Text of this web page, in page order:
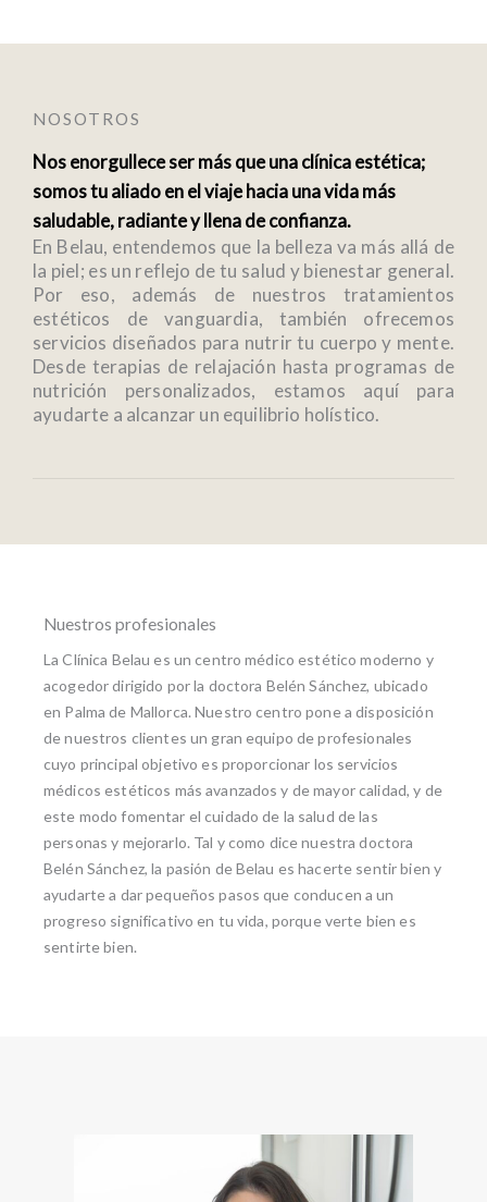
b
-
f
a
m
e
-
n
NOSOTROS
Nos enorgullece ser más que una clínica estética;
somos tu aliado en el viaje hacia una vida más
saludable, radiante y llena de confianza.
En Belau, entendemos que la belleza va más allá de
la piel; es un reflejo de tu salud y bienestar general.
Por eso, además de nuestros tratamientos
estéticos de vanguardia, también ofrecemos
servicios diseñados para nutrir tu cuerpo y mente.
Desde terapias de relajación hasta programas de
nutrición personalizados, estamos aquí para
ayudarte a alcanzar un equilibrio holístico.
Nuestros profesionales
La Clínica Belau es un centro médico estético moderno y
acogedor dirigido por la doctora Belén Sánchez, ubicado
en Palma de Mallorca. Nuestro centro pone a disposición
de nuestros clientes un gran equipo de profesionales
cuyo principal objetivo es proporcionar los servicios
médicos estéticos más avanzados y de mayor calidad, y de
este modo fomentar el cuidado de la salud de las
personas y mejorarlo. Tal y como dice nuestra doctora
Belén Sánchez, la pasión de Belau es hacerte sentir bien y
ayudarte a dar pequeños pasos que conducen a un
progreso significativo en tu vida, porque verte bien es
sentirte bien.